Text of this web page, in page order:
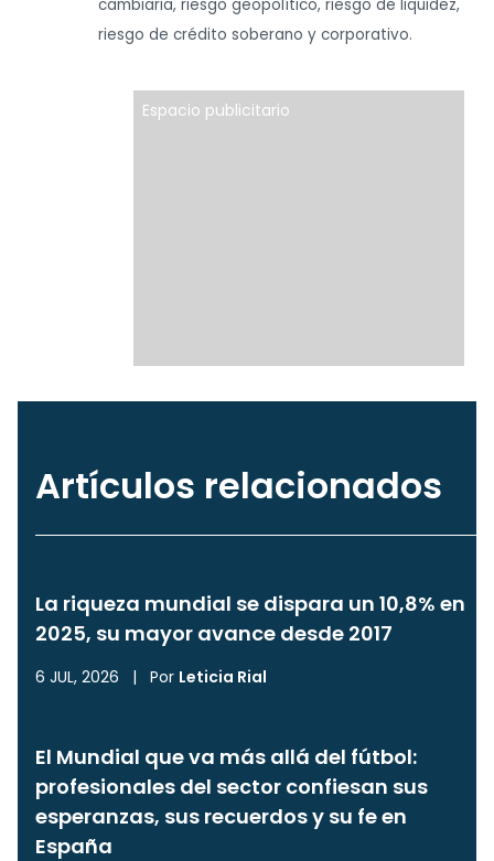
cambiaria, riesgo geopolítico, riesgo de liquidez,
riesgo de crédito soberano y corporativo.
Espacio publicitario
Artículos relacionados
La riqueza mundial se dispara un 10,8% en
2025, su mayor avance desde 2017
6 JUL, 2026 | Por Leticia Rial
El Mundial que va más allá del fútbol:
profesionales del sector confiesan sus
esperanzas, sus recuerdos y su fe en
España